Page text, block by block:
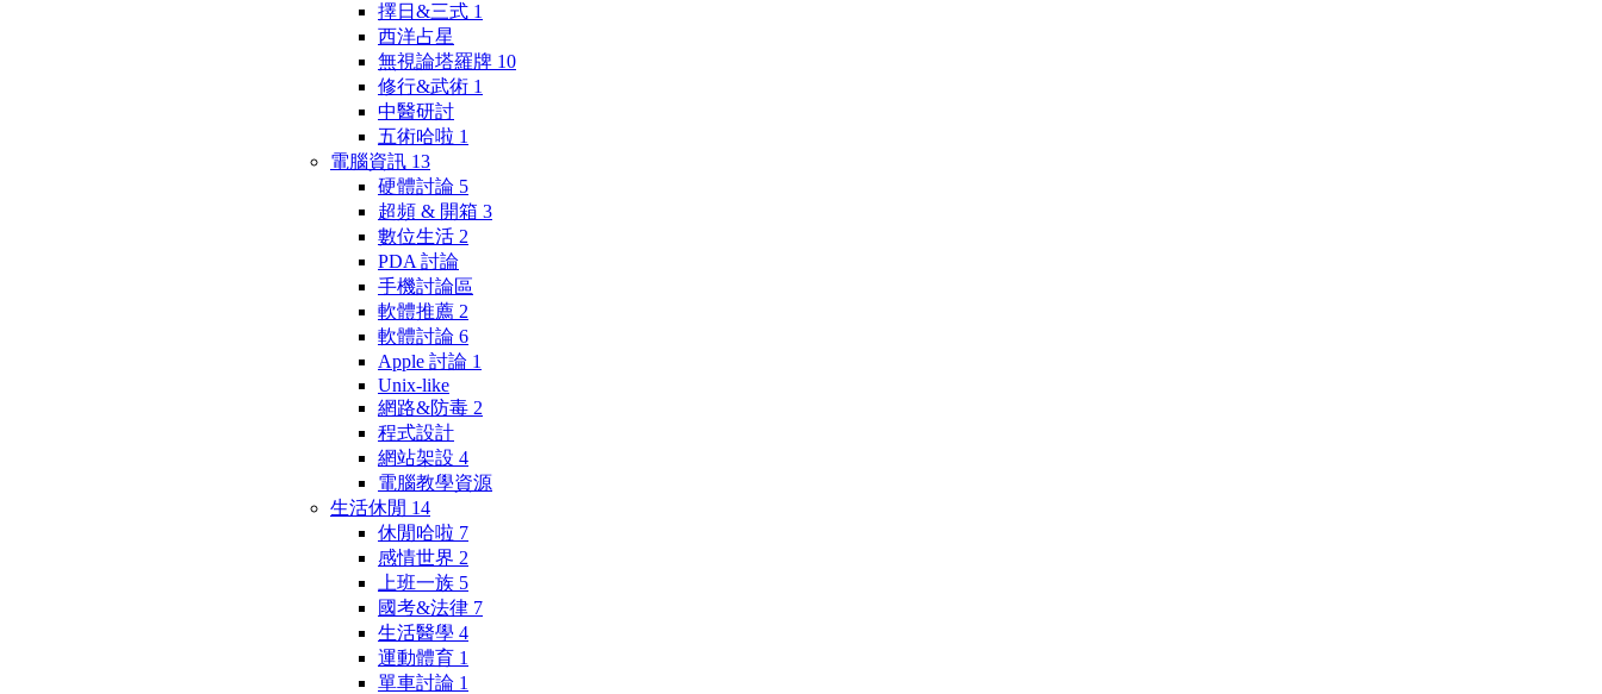
擇日&三式 1
西洋占星
無視論塔羅牌 10
修行&武術 1
中醫研討
五術哈啦 1
電腦資訊 13
硬體討論 5
超頻 & 開箱 3
數位生活 2
PDA 討論
手機討論區
軟體推薦 2
軟體討論 6
Apple 討論 1
Unix-like
網路&防毒 2
程式設計
網站架設 4
電腦教學資源
生活休閒 14
休閒哈啦 7
感情世界 2
上班一族 5
國考&法律 7
生活醫學 4
運動體育 1
單車討論 1